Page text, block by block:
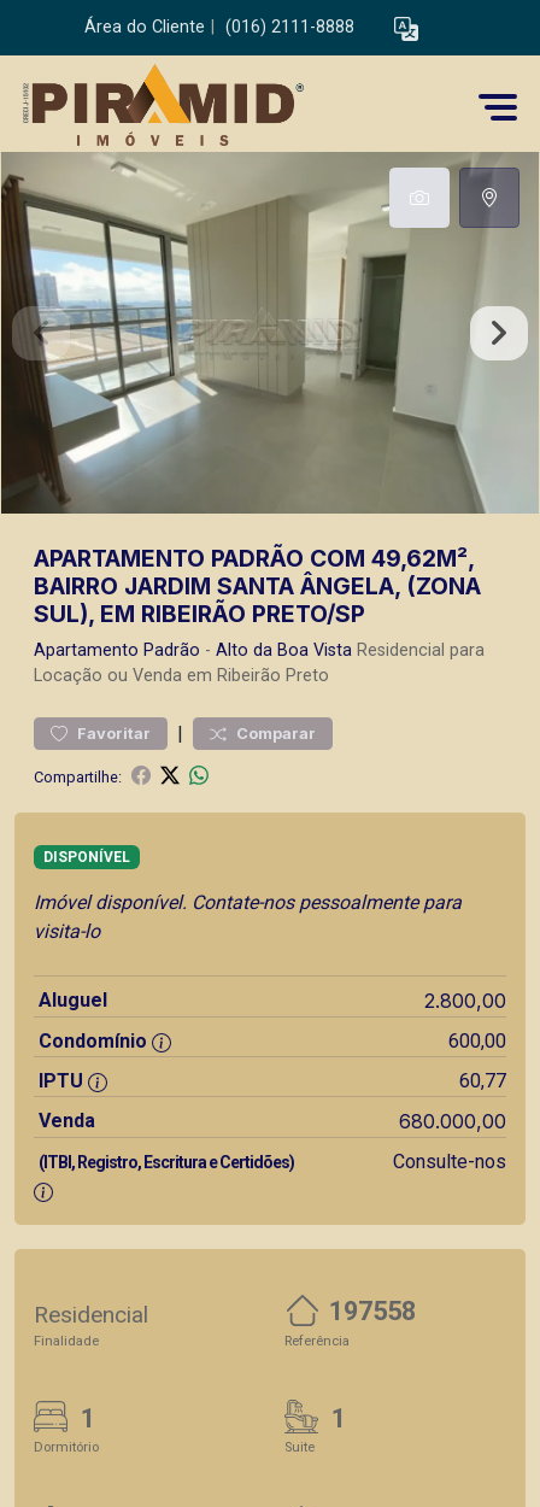
Área do Cliente (016) 2111-8888
APARTAMENTO PADRÃO COM 49,62M²,
BAIRRO JARDIM SANTA ÂNGELA, (ZONA
SUL), EM RIBEIRÃO PRETO/SP
Apartamento Padrão - Alto da Boa Vista Residencial para
Locação ou Venda em Ribeirão Preto
Favoritar | Comparar
Compartilhe:
DISPONÍVEL
Imóvel disponível. Contate-nos pessoalmente para
visita-lo
Aluguel 2.800,00
Condomínio
600,00
IPTU
60,77
Venda
680.000,00
(ITBI, Registro, Escritura e Certidões) Consulte-nos
Residencial
Finalidade
197558
Referência
1
Dormitório
1
Suite